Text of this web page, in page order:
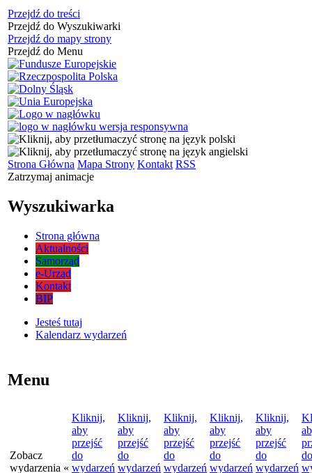
Przejdź do treści
Przejdź do Wyszukiwarki
Przejdź do mapy strony
Przejdź do Menu
Strona Główna Mapa Strony Kontakt RSS
Zatrzymaj animacje
Wyszukiwarka
Strona główna
Aktualności
Samorząd
e-Urząd
Kontakt
BIP
Jesteś tutaj
Kalendarz wydarzeń
Menu
Zobacz
wydarzenia «
Kliknij,
aby
przejść
do
wydarzeń
Kliknij,
aby
przejść
do
wydarzeń
Kliknij,
aby
przejść
do
wydarzeń
Kliknij,
aby
przejść
do
wydarzeń
Kliknij,
aby
przejść
do
wydarzeń
do